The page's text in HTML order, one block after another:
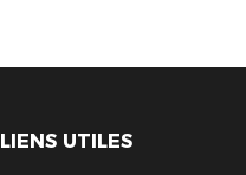
LIENS UTILES